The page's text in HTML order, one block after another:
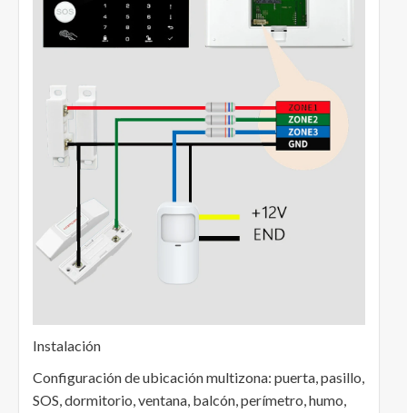
Instalación
Configuración de ubicación multizona: puerta, pasillo,
SOS, dormitorio, ventana, balcón, perímetro, humo,